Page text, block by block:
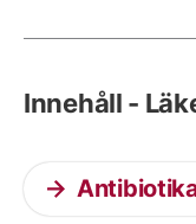
Innehåll -